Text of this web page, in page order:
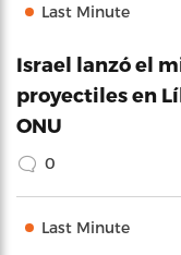
Last Minute
Israel lanzó el
proyectiles en
ONU
0
Last Minute